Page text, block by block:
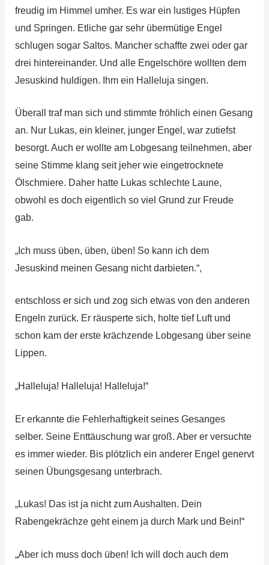
freudig im Himmel umher. Es war ein lustiges Hüpfen
und Springen. Etliche gar sehr übermütige Engel
schlugen sogar Saltos. Mancher schaffte zwei oder gar
drei hintereinander. Und alle Engelschöre wollten dem
Jesuskind huldigen. Ihm ein Halleluja singen.
Überall traf man sich und stimmte fröhlich einen Gesang
an. Nur Lukas, ein kleiner, junger Engel, war zutiefst
besorgt. Auch er wollte am Lobgesang teilnehmen, aber
seine Stimme klang seit jeher wie eingetrocknete
Ölschmiere. Daher hatte Lukas schlechte Laune,
obwohl es doch eigentlich so viel Grund zur Freude
gab.
„Ich muss üben, üben, üben! So kann ich dem
Jesuskind meinen Gesang nicht darbieten.“,
entschloss er sich und zog sich etwas von den anderen
Engeln zurück. Er räusperte sich, holte tief Luft und
schon kam der erste krächzende Lobgesang über seine
Lippen.
„Halleluja! Halleluja! Halleluja!“
Er erkannte die Fehlerhaftigkeit seines Gesanges
selber. Seine Enttäuschung war groß. Aber er versuchte
es immer wieder. Bis plötzlich ein anderer Engel genervt
seinen Übungsgesang unterbrach.
„Lukas! Das ist ja nicht zum Aushalten. Dein
Rabengekrächze geht einem ja durch Mark und Bein!“
„Aber ich muss doch üben! Ich will doch auch dem